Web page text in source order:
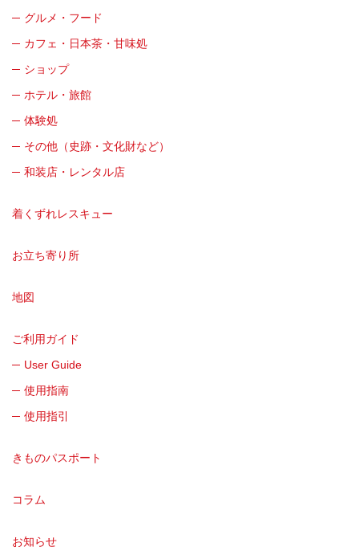
グルメ・フード
カフェ・日本茶・甘味処
ショップ
ホテル・旅館
体験処
その他（史跡・文化財など）
和装店・レンタル店
着くずれレスキュー
お立ち寄り所
地図
ご利用ガイド
User Guide
使用指南
使用指引
きものパスポート
コラム
お知らせ